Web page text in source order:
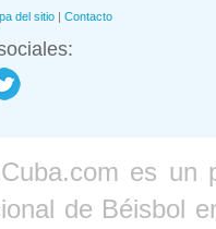
del sitio | Contacto
es un
de Béisbol